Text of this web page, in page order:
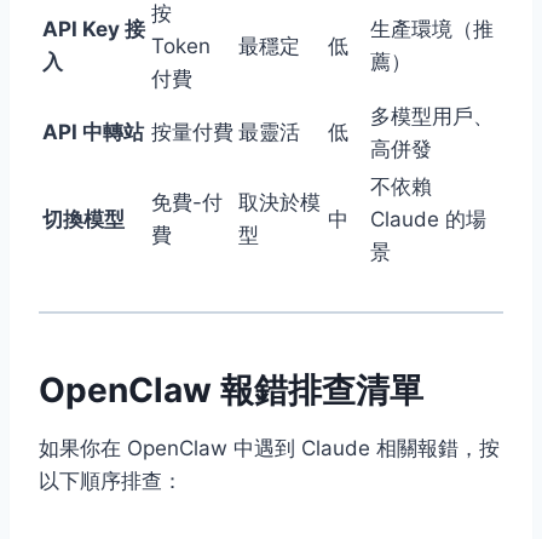
API Key 接
入
按
Token
付費
最穩定 低
生產環境（推
薦）
API 中轉站 按量付費 最靈活 低
多模型用戶、
高併發
切換模型
免費-付
費
取決於模
型
中
不依賴
Claude 的場
景
OpenClaw 報錯排查清單
如果你在 OpenClaw 中遇到 Claude 相關報錯，按
以下順序排查：